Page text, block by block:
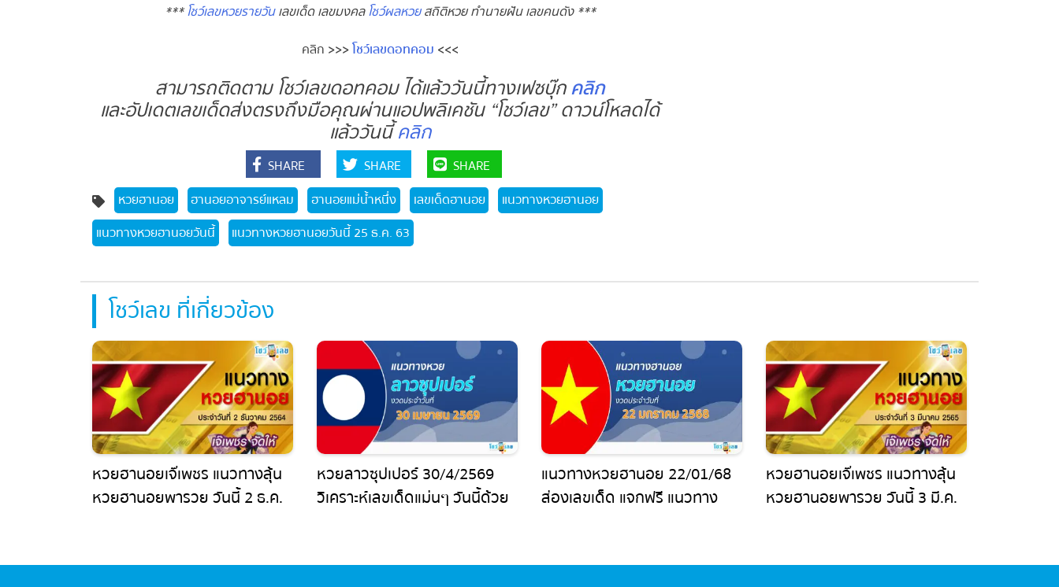
***โชว์เลขหวยรายวันเลขเด็ด เลขมงคลโชว์ผลหวยสถิติหวย ทำนายฝัน เลขคนดัง ***
คลิก>>>โชว์เลขดอทคอม<<<
สามารถติดตาม โชว์เลขดอทคอม ได้แล้ววันนี้ทางเฟซบุ๊กคลิก
และอัปเดตเลขเด็ดส่งตรงถึงมือคุณผ่านแอปพลิเคชัน “โชว์เลข” ดาวน์โหลดได้
แล้ววันนี้คลิก
SHARE SHARE
SHARE
หวยฮานอย
ฮานอยอาจารย์แหลม ฮานอยแม่น้ำหนึ่ง เลขเด็ดฮานอย
แนวทางหวยฮานอย
แนวทางหวยฮานอยวันนี้
แนวทางหวยฮานอยวันนี้ 25 ธ.ค. 63
โชว์เลข ที่เกี่ยวข้อง
หวยฮานอยเจ๊เพชร แนวทางลุ้น
หวยฮานอยพารวย วันนี้ 2 ธ.ค.
หวยลาวซุปเปอร์ 30/4/2569
วิเคราะห์เลขเด็ดแม่นๆ วันนี้ด้วย
แนวทางหวยฮานอย 22/01/68
ส่องเลขเด็ด แจกฟรี แนวทาง
หวยฮานอยเจ๊เพชร แนวทางลุ้น
หวยฮานอยพารวย วันนี้ 3 มี.ค.